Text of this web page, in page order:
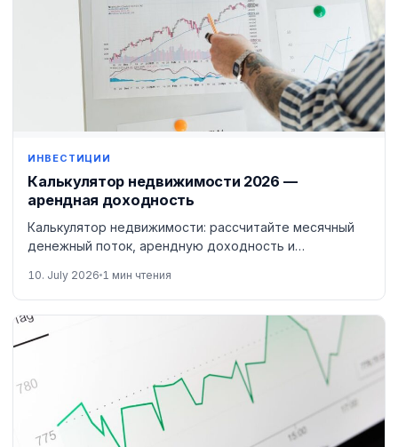
ИНВЕСТИЦИИ
Калькулятор недвижимости 2026 —
арендная доходность
Калькулятор недвижимости: рассчитайте месячный
денежный поток, арендную доходность и
10. July 2026 1 мин чтения